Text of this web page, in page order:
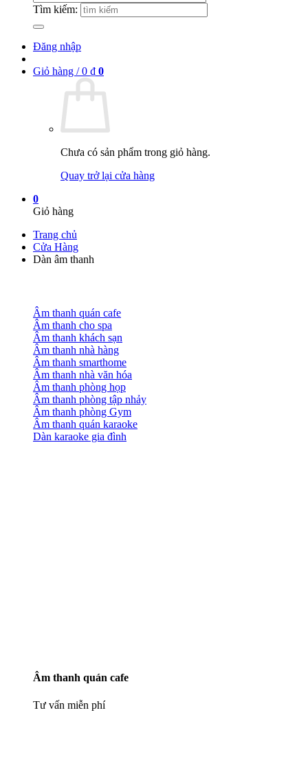
Tìm kiếm:
Đăng nhập
Giỏ hàng /0 ₫ 0
Chưa có sản phẩm trong giỏ hàng.
Quay trở lại cửa hàng
0
Giỏ hàng
Trang chủ
Cửa Hàng
Dàn âm thanh
Âm thanh quán cafe
Âm thanh cho spa
Âm thanh khách sạn
Âm thanh nhà hàng
Âm thanh smarthome
Âm thanh nhà văn hóa
Âm thanh phòng họp
Âm thanh phòng tập nhảy
Âm thanh phòng Gym
Âm thanh quán karaoke
Dàn karaoke gia đình
Âm thanh quán cafe
Tư vấn miễn phí